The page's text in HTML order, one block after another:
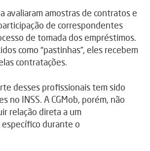
avaliaram amostras de contratos e
de correspondentes
de tomada dos empréstimos.
como “pastinhas”, eles recebem
contratações.
desses profissionais tem sido
no INSS. A CGMob, porém, não
relação direta a um
durante o